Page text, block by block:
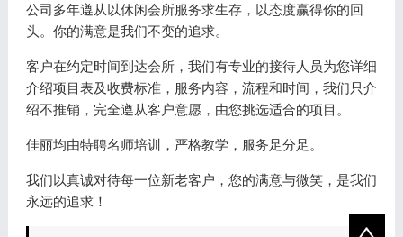
公司多年遵从以休闲会所服务求生存，以态度赢得你的回
头。你的满意是我们不变的追求。
客户在约定时间到达会所，我们有专业的接待人员为您详细
介绍项目表及收费标准，服务内容，流程和时间，我们只介
绍不推销，完全遵从客户意愿，由您挑选适合的项目。
佳丽均由特聘名师培训，严格教学，服务足分足。
我们以真诚对待每一位新老客户，您的满意与微笑，是我们
永远的追求！